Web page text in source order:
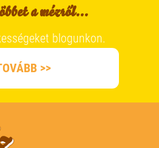
a mézről...
blogunkon.
>>